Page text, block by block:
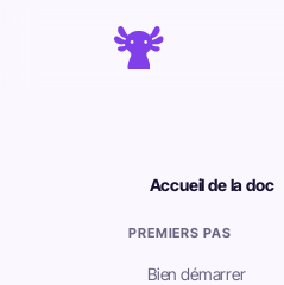
Accueil de la doc
PREMIERS PAS
Bien démarrer